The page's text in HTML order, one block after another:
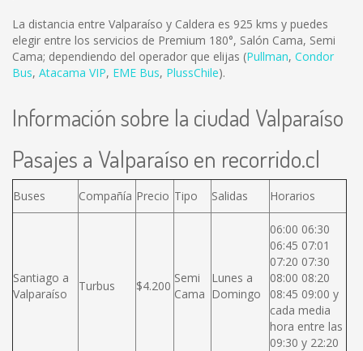
La distancia entre Valparaíso y Caldera es 925 kms y puedes
elegir entre los servicios de Premium 180°, Salón Cama, Semi
Cama; dependiendo del operador que elijas (Pullman, Condor
Bus, Atacama VIP, EME Bus, PlussChile).
Información sobre la ciudad Valparaíso
Pasajes a Valparaíso en recorrido.cl
Buses Compañía Precio Tipo Salidas Horarios
Santiago a
Valparaíso
Turbus $4.200
Semi
Cama
Lunes a
Domingo
06:00 06:30
06:45 07:01
07:20 07:30
08:00 08:20
08:45 09:00 y
cada media
hora entre las
09:30 y 22:20